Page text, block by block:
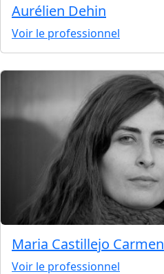
Aurélien Dehin
Voir le professionnel
Maria Castillejo Carmen
Voir le professionnel